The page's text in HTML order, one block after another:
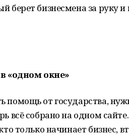
берет бизнесмена за руку
«одном окне»
помощь от государства,
всё собрано на одном
только начинает бизнес,